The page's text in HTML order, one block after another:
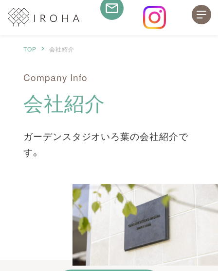
TOP 会社紹介
Company Info
会社紹介
ガーデンスタジオいろ葉の会社紹介で
す。